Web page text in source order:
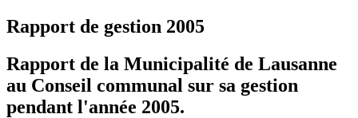
Rapport de gestion 2005
Rapport de la Municipalité de Lausanne
au Conseil communal sur sa gestion
pendant l'année 2005.